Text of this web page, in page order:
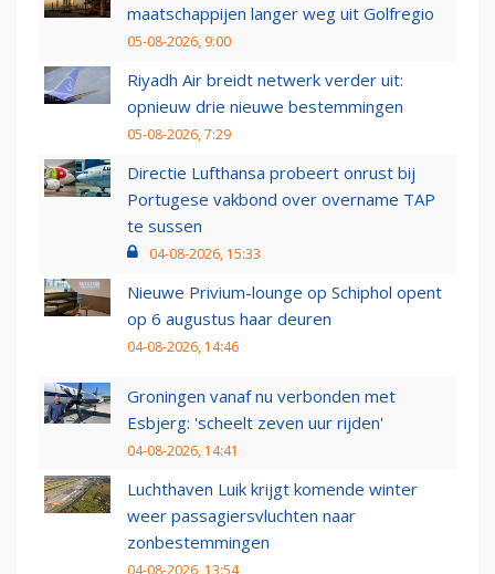
maatschappijen langer weg uit Golfregio
05-08-2026, 9:00
Riyadh Air breidt netwerk verder uit:
opnieuw drie nieuwe bestemmingen
05-08-2026, 7:29
Directie Lufthansa probeert onrust bij
Portugese vakbond over overname TAP
te sussen
04-08-2026, 15:33
Nieuwe Privium-lounge op Schiphol opent
op 6 augustus haar deuren
04-08-2026, 14:46
Groningen vanaf nu verbonden met
Esbjerg: 'scheelt zeven uur rijden'
04-08-2026, 14:41
Luchthaven Luik krijgt komende winter
weer passagiersvluchten naar
zonbestemmingen
04-08-2026, 13:54